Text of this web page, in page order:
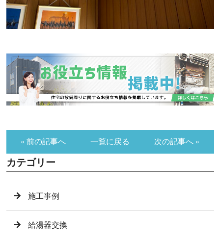
« 前の記事へ 一覧に戻る 次の記事へ »
カテゴリー
施工事例
給湯器交換